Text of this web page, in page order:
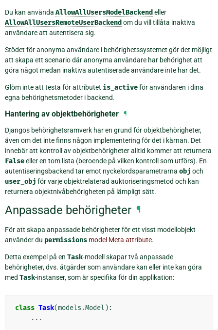
Du kan använda AllowAllUsersModelBackend eller
AllowAllUsersRemoteUserBackend om du vill tillåta inaktiva
användare att autentisera sig.
Stödet för anonyma användare i behörighetssystemet gör det möjligt
att skapa ett scenario där anonyma användare har behörighet att
göra något medan inaktiva autentiserade användare inte har det.
Glöm inte att testa för attributet is_activeför användaren i dina
egna behörighetsmetoder i backend.
Hantering av objektbehörigheter ¶
Djangos behörighetsramverk har en grund för objektbehörigheter,
även om det inte finns någon implementering för det i kärnan. Det
innebär att kontroll av objektbehörigheter alltid kommer att returnera
Falseeller en tom lista (beroende på vilken kontroll som utförs). En
autentiseringsbackend tar emot nyckelordsparametrarna obj och
user_obj för varje objektrelaterad auktoriseringsmetod och kan
returnera objektnivåbehörigheten på lämpligt sätt.
Anpassade behörigheter ¶
För att skapa anpassade behörigheter för ett visst modellobjekt
använder du permissions model Meta attribute.
Detta exempel på en Task-modell skapar två anpassade
behörigheter, dvs. åtgärder som användare kan eller inte kan göra
med Task-instanser, som är specifika för din applikation:
class Task(models .Model ):
...